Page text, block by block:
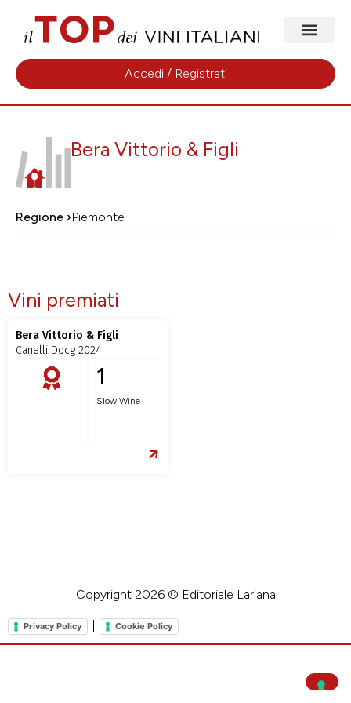
Accedi / Registrati
Bera Vittorio & Figli
Regione ›Piemonte
Vini premiati
Bera Vittorio & Figli
Canelli Docg 2024
1
Slow Wine
Copyright 2026 © Editoriale Lariana
Privacy Policy Cookie Policy